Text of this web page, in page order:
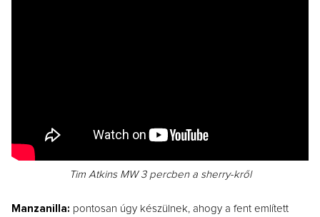
Tim Atkins MW 3 percben a sherry-kről
Manzanilla: pontosan úgy készülnek, ahogy a fent említett